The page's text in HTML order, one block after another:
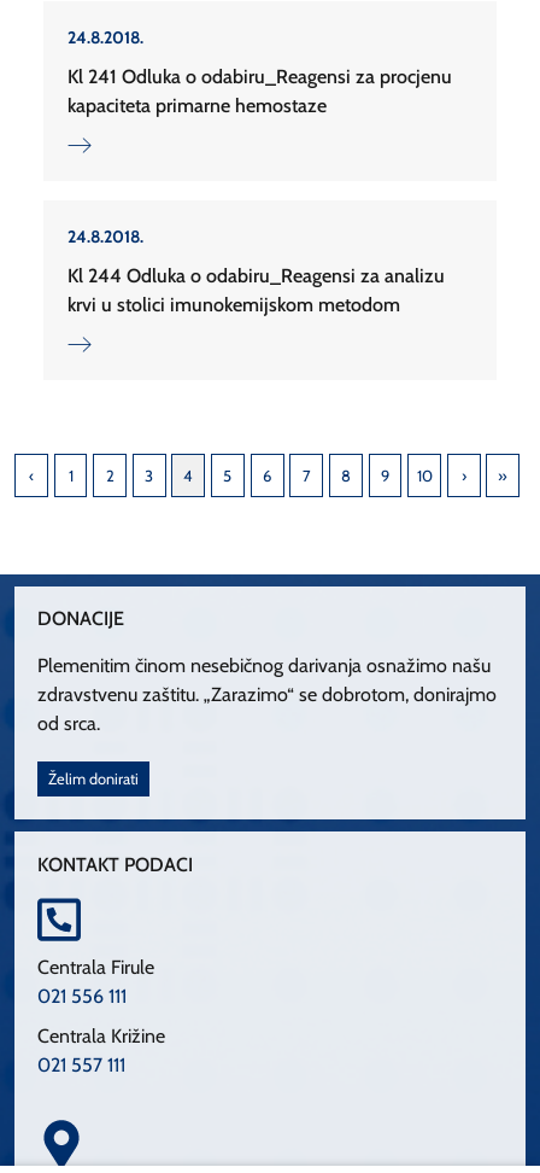
24.8.2018.
Kl 241 Odluka o odabiru_Reagensi za procjenu
kapaciteta primarne hemostaze
24.8.2018.
Kl 244 Odluka o odabiru_Reagensi za analizu
krvi u stolici imunokemijskom metodom
1 2 3 4 5 6 7 8 9 10
DONACIJE
Plemenitim činom nesebičnog darivanja osnažimo našu
zdravstvenu zaštitu. „Zarazimo“ se dobrotom, donirajmo
od srca.
Želim donirati
KONTAKT PODACI
Centrala Firule
021 556 111
Centrala Križine
021 557 111